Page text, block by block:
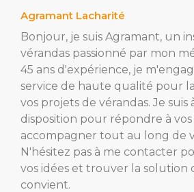
Agramant Lacharité
Bonjour, je suis Agramant, un
vérandas passionné par mon
45 ans d'expérience, je
service de haute qualité pour
vos projets de vérandas. Je suis
disposition pour répondre à
accompagner tout au long de
N'hésitez pas à me contacter
vos idées et trouver la solution
convient.